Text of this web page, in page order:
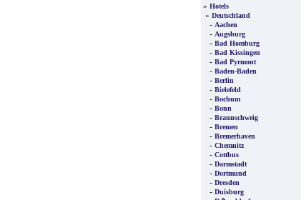
» Hotels
» Deutschland
- Aachen
- Augsburg
- Bad Homburg
- Bad Kissingen
- Bad Pyrmont
- Baden-Baden
- Berlin
- Bielefeld
- Bochum
- Bonn
- Braunschweig
- Bremen
- Bremerhaven
- Chemnitz
- Cottbus
- Darmstadt
- Dortmund
- Dresden
- Duisburg